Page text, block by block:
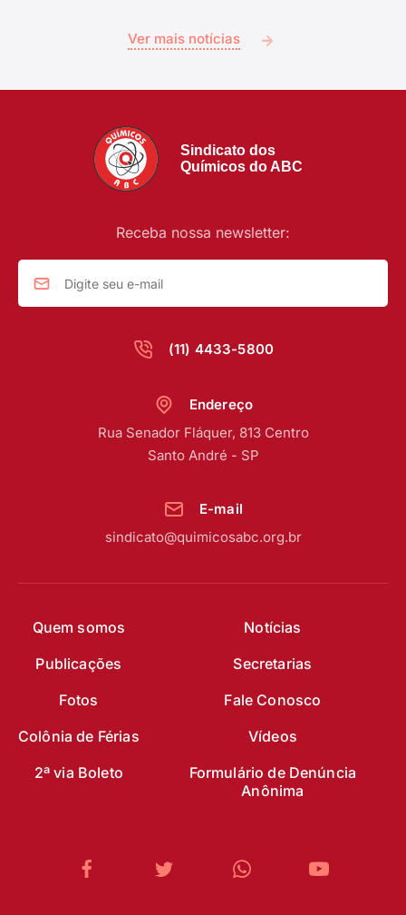
Ver mais notícias
Sindicato dos
Químicos do ABC
(11) 4433-5800
Receba nossa newsletter:
Quem somos
Notícias
Publicações
Secretarias
Fotos
Fale Conosco
Colônia de Férias
Vídeos
2ª via Boleto
Formulário de Denúncia
Anônima
Endereço
Rua Senador Fláquer, 813 Centro
Santo André - SP
E-mail
sindicato@quimicosabc.org.br